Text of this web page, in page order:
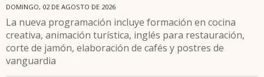
DOMINGO, 02 DE AGOSTO DE 2026
La nueva programación incluye formación en cocina
creativa, animación turística, inglés para restauración,
corte de jamón, elaboración de cafés y postres de
vanguardia